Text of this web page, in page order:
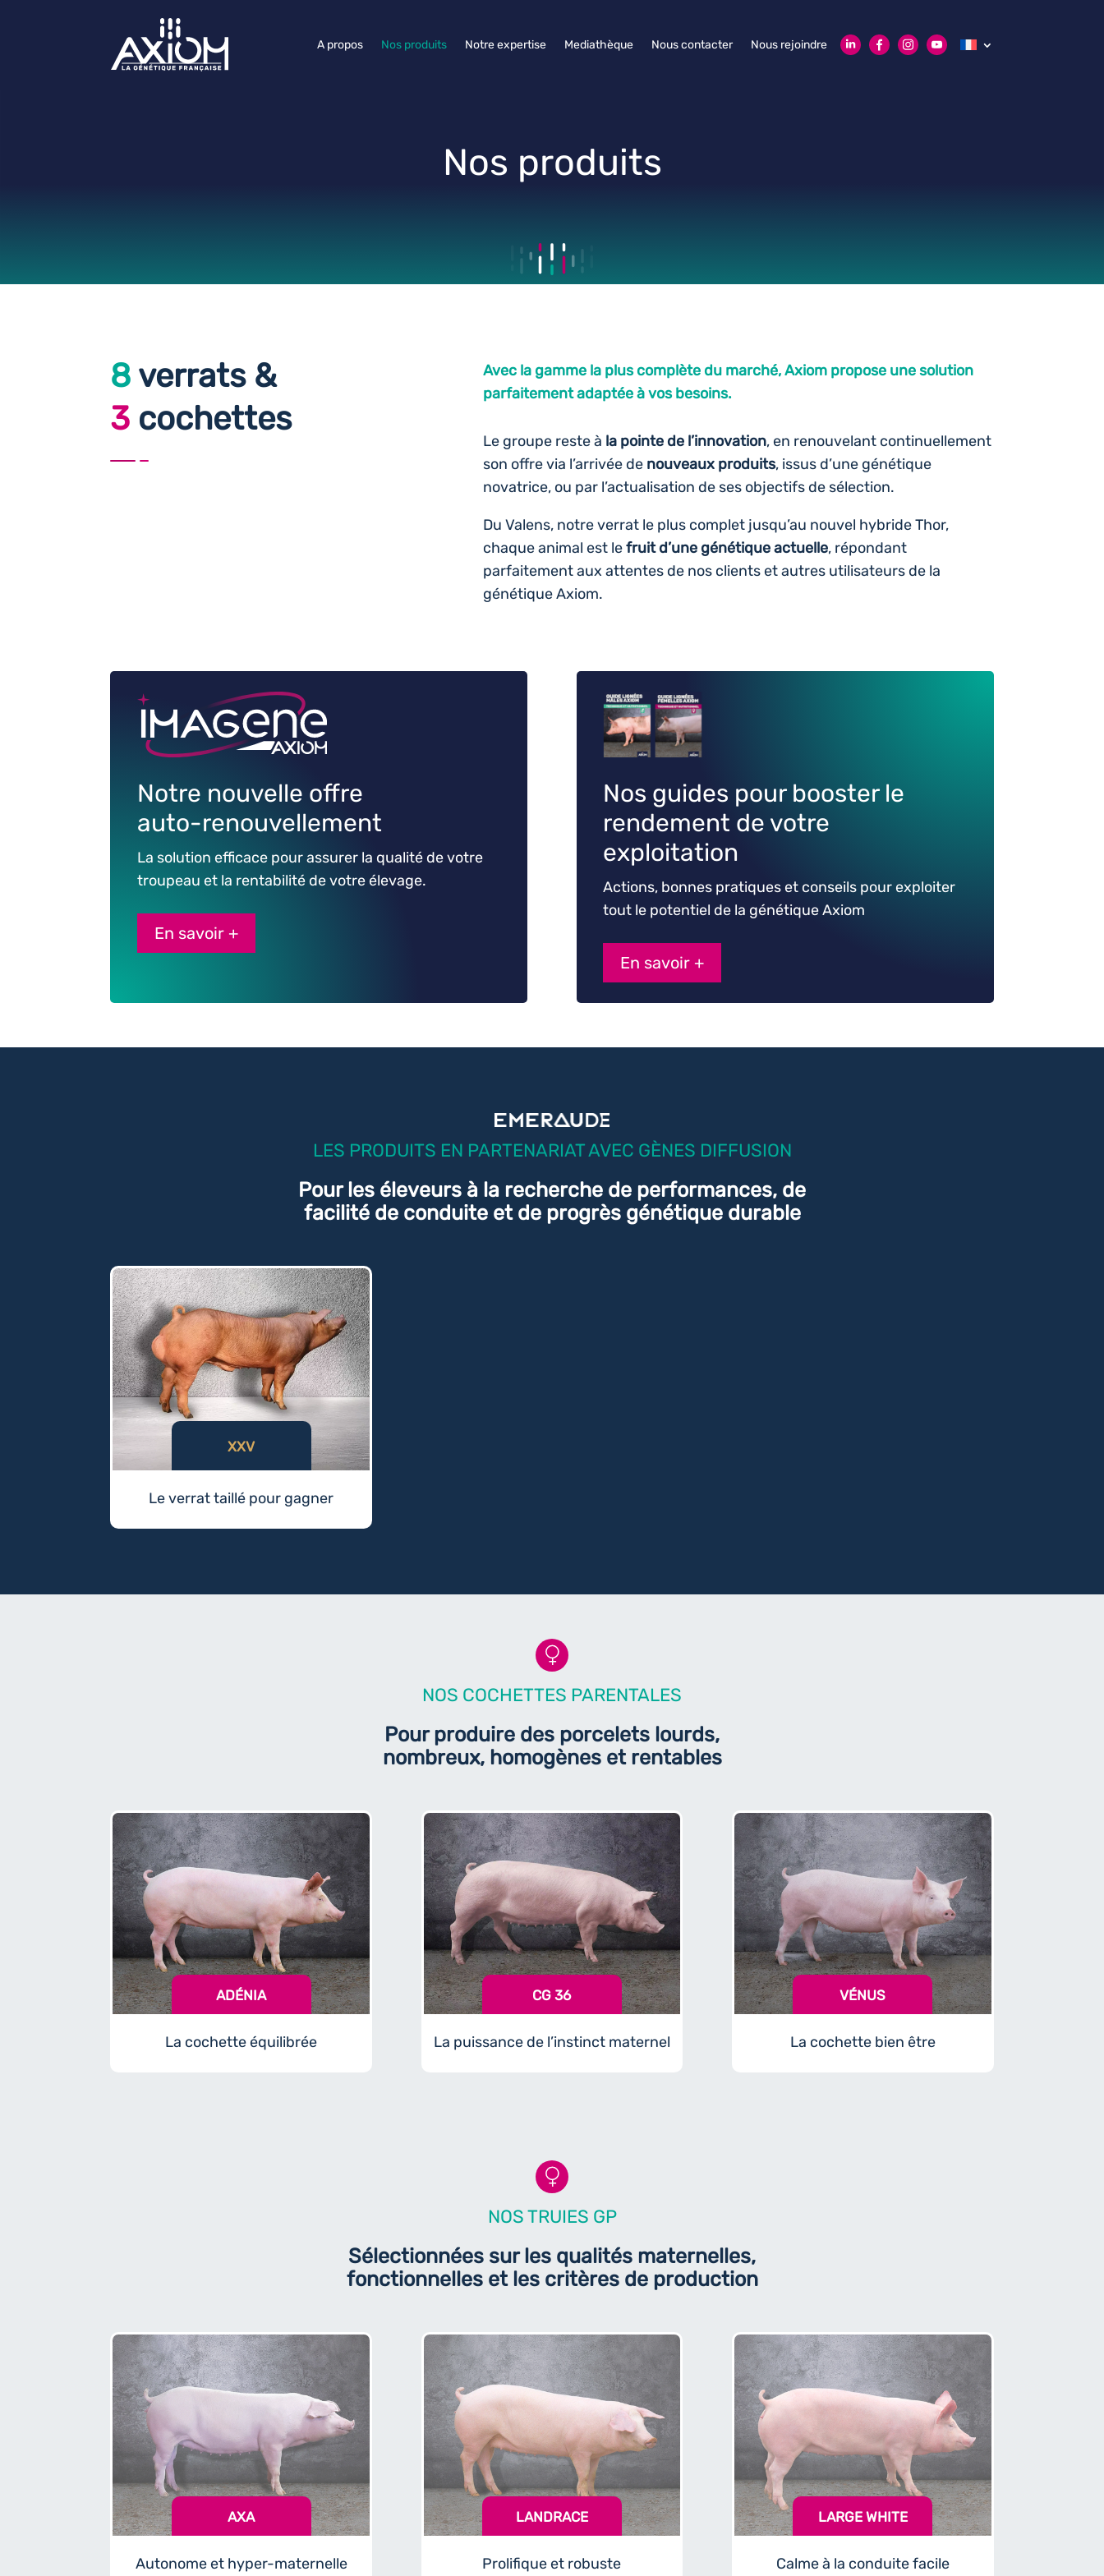
A propos Nos produits Notre expertise Mediathèque Nous contacter Nous rejoindre
Nos produits
8 verrats &
3 cochettes
Avec la gamme la plus complète du marché, Axiom propose une solution
parfaitement adaptée à vos besoins.
Le groupe reste à la pointe de l’innovation, en renouvelant continuellement
son offre via l’arrivée de nouveaux produits, issus d’une génétique
novatrice, ou par l’actualisation de ses objectifs de sélection.
Du Valens, notre verrat le plus complet jusqu’au nouvel hybride Thor,
chaque animal est lefruit d’une génétique actuelle, répondant
parfaitement aux attentes de nos clients et autres utilisateurs de la
génétique Axiom.
Notre nouvelle offre
auto-renouvellement
La solution efficace pour assurer la qualité de votre
troupeau et la rentabilité de votre élevage.
En savoir +
Nos guides pour booster le
rendement de votre
exploitation
Actions, bonnes pratiques et conseils pour exploiter
tout le potentiel de la génétique Axiom
En savoir +
LES PRODUITS EN PARTENARIAT AVEC GÈNES DIFFUSION
Pour les éleveurs à la recherche de performances, de
facilité de conduite et de progrès génétique durable
XXV
Le verrat taillé pour gagner
NOS COCHETTES PARENTALES
Pour produire des porcelets lourds,
nombreux, homogènes et rentables
ADÉNIA
La cochette équilibrée
CG 36
La puissance de l’instinct maternel
VÉNUS
La cochette bien être
NOS TRUIES GP
Sélectionnées sur les qualités maternelles,
fonctionnelles et les critères de production
AXA
Autonome et hyper-maternelle
LANDRACE
Prolifique et robuste
LARGE WHITE
Calme à la conduite facile